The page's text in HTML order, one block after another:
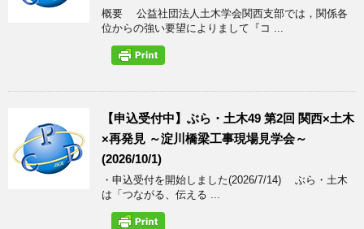
概要 公益社団法人土木学会関西支部では，関係各
位からの強い要望によりまして『コ ...
【申込受付中】ぶら・土木49 第2回 関西×土木
×再発見 ～淀川橋梁工事現場見学会～
(2026/10/1)
・申込受付を開始しました(2026/7/14) ぶら・土木
は「つながる、伝える ...